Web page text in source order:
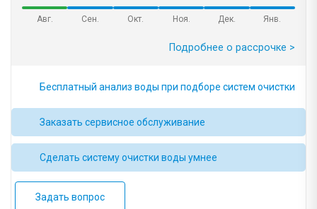
Авг. Сен. Окт. Ноя. Дек. Янв.
Подробнее о рассрочке >
Бесплатный анализ воды при подборе систем очистки
Заказать сервисное обслуживание
Сделать систему очистки воды умнее
Задать вопрос